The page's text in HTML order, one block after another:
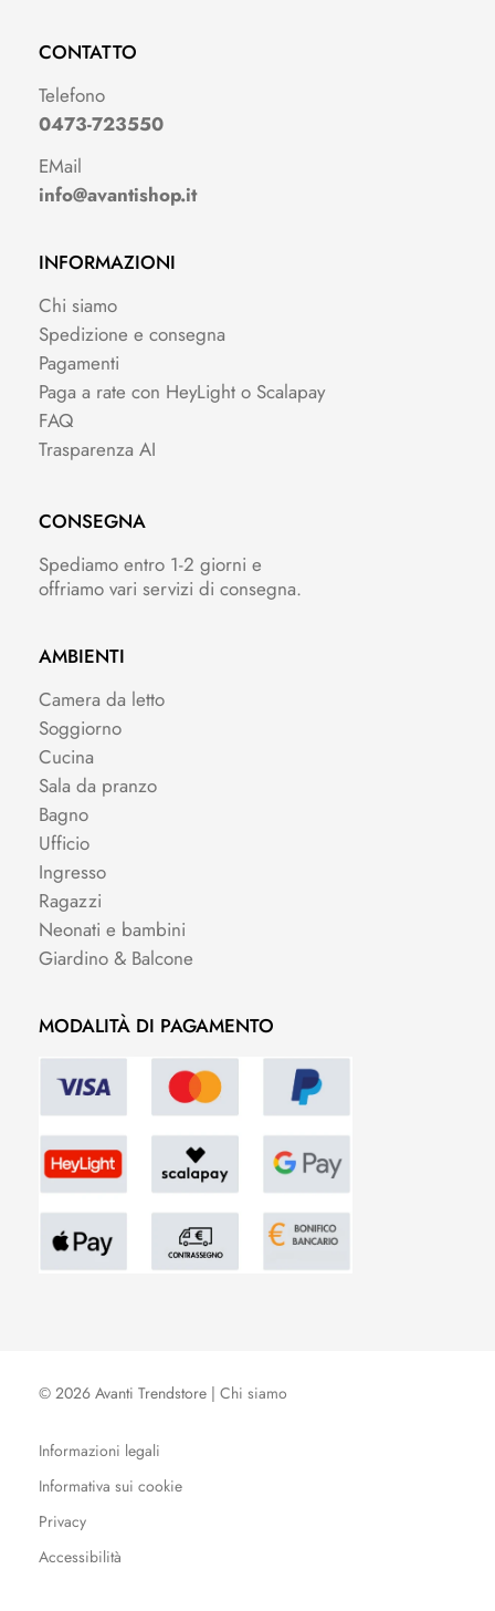
CONTATTO
Telefono
0473-723550
EMail
info@avantishop.it
INFORMAZIONI
Chi siamo
Spedizione e consegna
Pagamenti
Paga a rate con HeyLight o Scalapay
FAQ
Trasparenza AI
CONSEGNA
Spediamo entro 1-2 giorni e
offriamo vari servizi di consegna.
AMBIENTI
Camera da letto
Soggiorno
Cucina
Sala da pranzo
Bagno
Ufficio
Ingresso
Ragazzi
Neonati e bambini
Giardino & Balcone
MODALITÀ DI PAGAMENTO
© 2026 Avanti Trendstore | Chi siamo
Informazioni legali
Informativa sui cookie
Privacy
Accessibilità